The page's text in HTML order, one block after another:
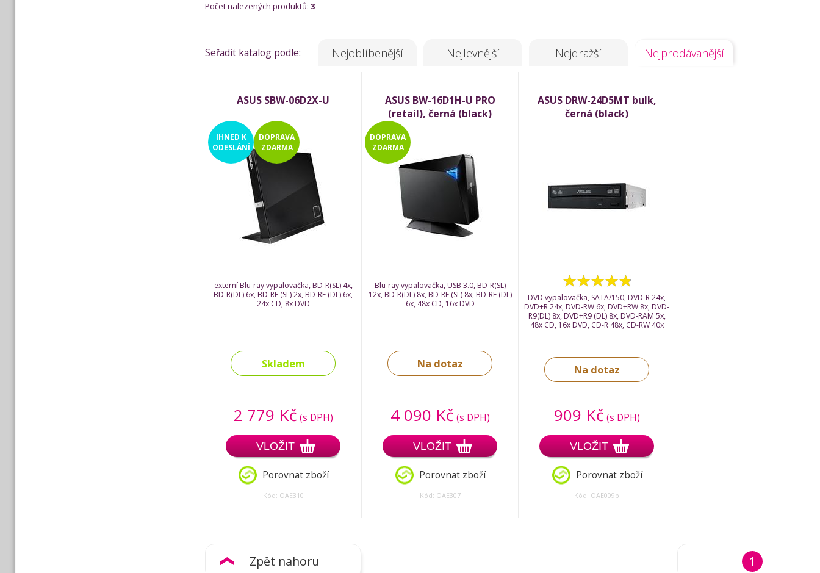
Počet nalezených produktů: 3
Seřadit katalog podle: Nejoblíbenější Nejlevnější Nejdražší Nejprodávanější
ASUS SBW-06D2X-U
externí Blu-ray vypalovačka, BD-R(SL) 4x,
BD-R(DL) 6x, BD-RE (SL) 2x, BD-RE (DL) 6x,
24x CD, 8x DVD
IHNED K
ODESLÁNÍ
DOPRAVA
ZDARMA
Skladem
2 779 Kč (s DPH)
VLOŽIT
Porovnat zboží
Kód: OAE310
ASUS BW-16D1H-U PRO
(retail), černá (black)
Blu-ray vypalovačka, USB 3.0, BD-R(SL)
12x, BD-R(DL) 8x, BD-RE (SL) 8x, BD-RE (DL)
6x, 48x CD, 16x DVD
DOPRAVA
ZDARMA
Na dotaz
4 090 Kč (s DPH)
VLOŽIT
Porovnat zboží
Kód: OAE307
ASUS DRW-24D5MT bulk,
černá (black)
DVD vypalovačka, SATA/150, DVD-R 24x,
DVD+R 24x, DVD-RW 6x, DVD+RW 8x, DVD-
R9(DL) 8x, DVD+R9 (DL) 8x, DVD-RAM 5x,
48x CD, 16x DVD, CD-R 48x, CD-RW 40x
Na dotaz
909 Kč (s DPH)
VLOŽIT
Porovnat zboží
Kód: OAE009b
Zpět nahoru 1